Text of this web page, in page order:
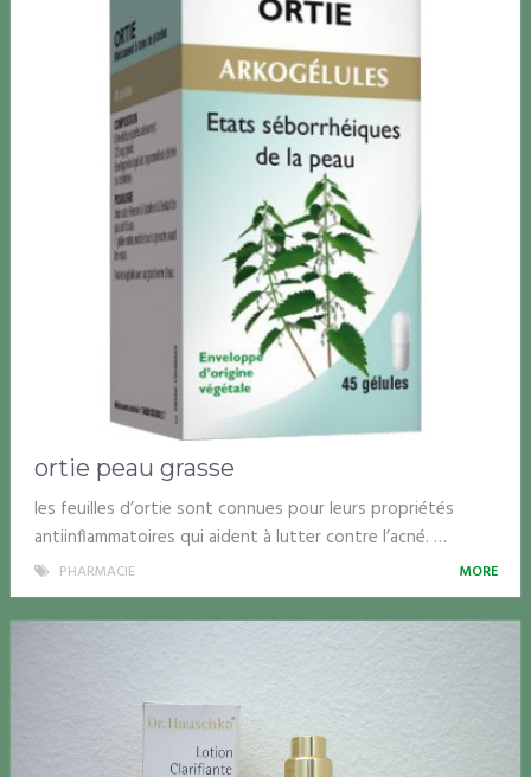
ortie peau grasse
les feuilles d’ortie sont connues pour leurs propriétés
antiinflammatoires qui aident à lutter contre l’acné. …
PHARMACIE MORE